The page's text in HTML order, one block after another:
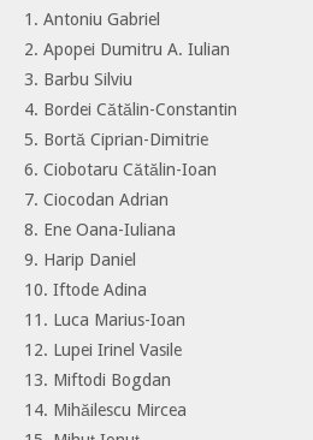
1. Antoniu Gabriel
2. Apopei Dumitru A. Iulian
3. Barbu Silviu
4. Bordei Cătălin-Constantin
5. Bortă Ciprian-Dimitrie
6. Ciobotaru Cătălin-Ioan
7. Ciocodan Adrian
8. Ene Oana-Iuliana
9. Harip Daniel
10. Iftode Adina
11. Luca Marius-Ioan
12. Lupei Irinel Vasile
13. Miftodi Bogdan
14. Mihăilescu Mircea